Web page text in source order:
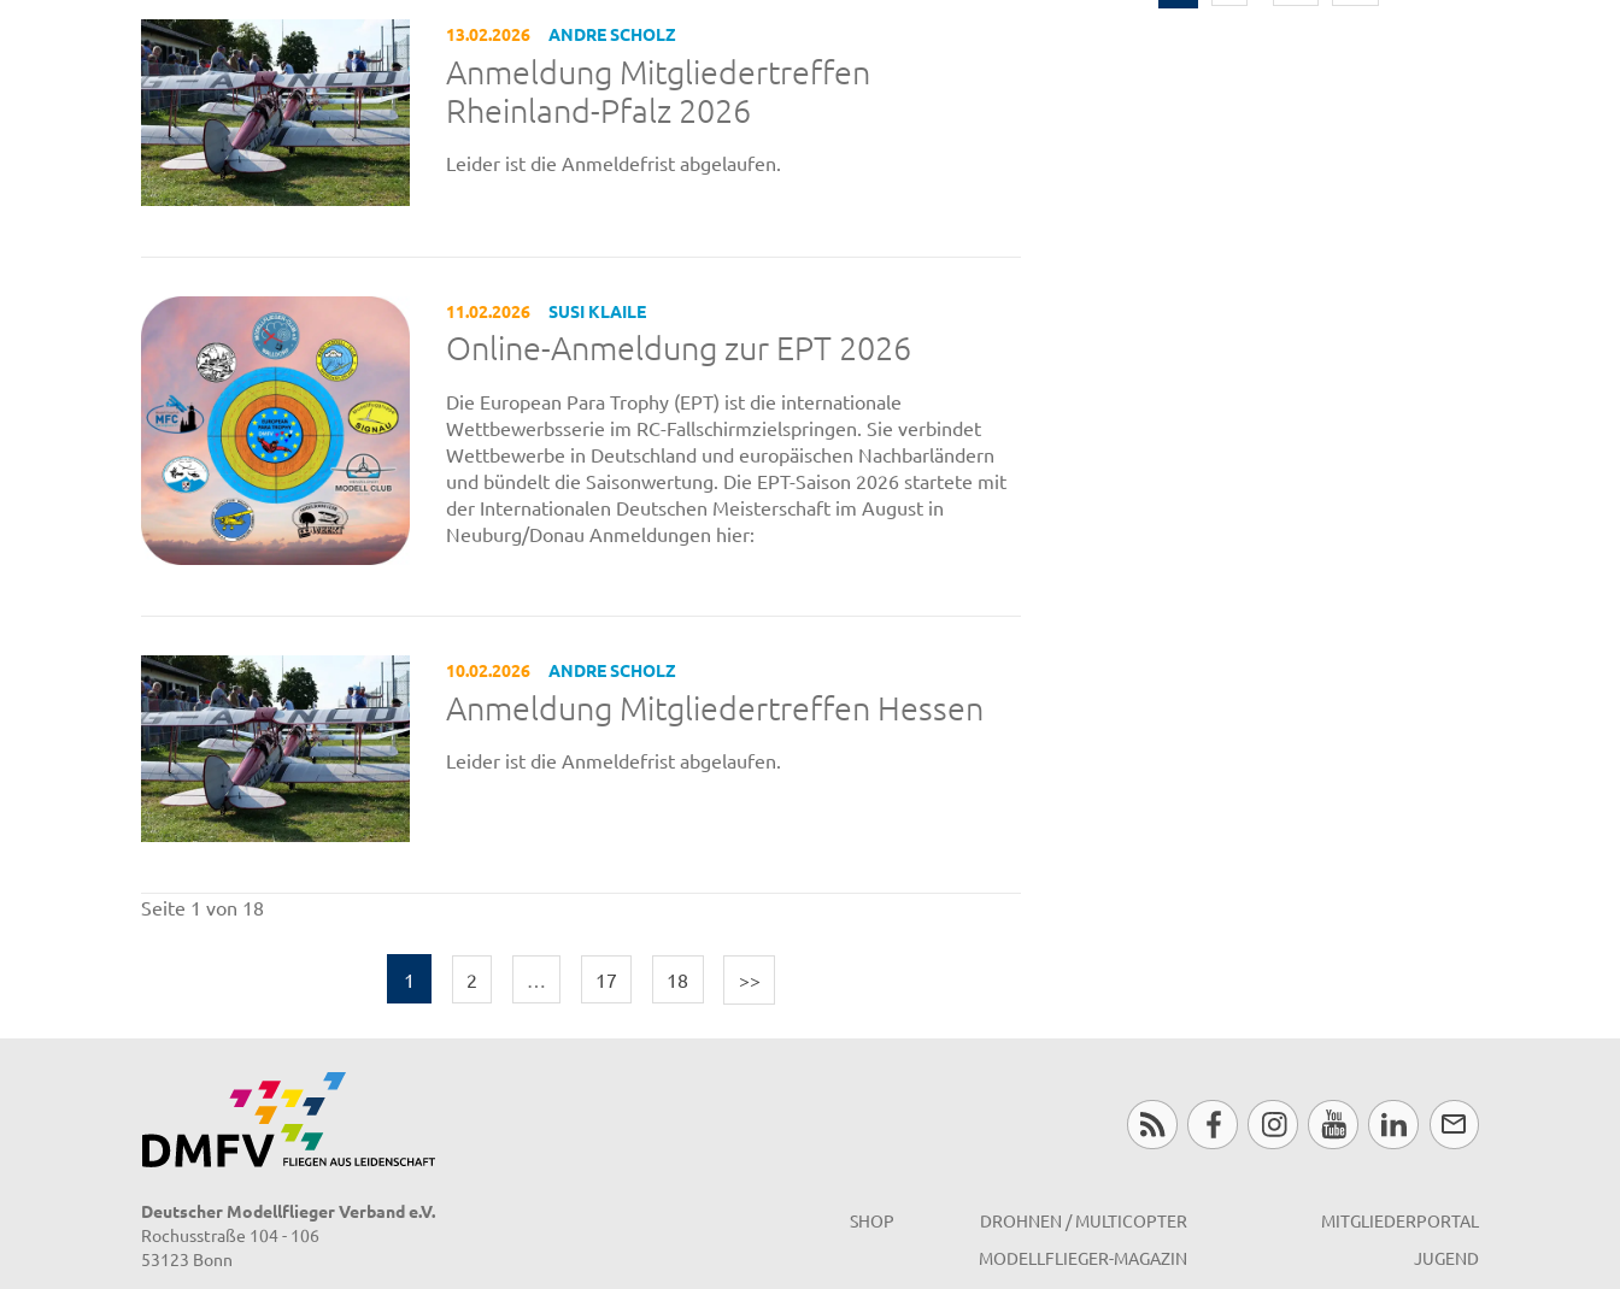
13.02.2026 ANDRE SCHOLZ
Anmeldung Mitgliedertreffen
Rheinland-Pfalz 2026
Leider ist die Anmeldefrist abgelaufen.
11.02.2026 SUSI KLAILE
Online-Anmeldung zur EPT 2026
Die European Para Trophy (EPT) ist die internationale
Wettbewerbsserie im RC-Fallschirmzielspringen. Sie verbindet
Wettbewerbe in Deutschland und europäischen Nachbarländern
und bündelt die Saisonwertung. Die EPT-Saison 2026 startete mit
der Internationalen Deutschen Meisterschaft im August in
Neuburg/Donau Anmeldungen hier:
10.02.2026 ANDRE SCHOLZ
Anmeldung Mitgliedertreffen Hessen
Leider ist die Anmeldefrist abgelaufen.
Seite 1 von 18
1 2 17 18 >>
Deutscher Modellflieger Verband e.V.
Rochusstraße 104 - 106
53123 Bonn
SHOP
DROHNEN / MULTICOPTER
MODELLFLIEGER-MAGAZIN
MITGLIEDERPORTAL
JUGEND